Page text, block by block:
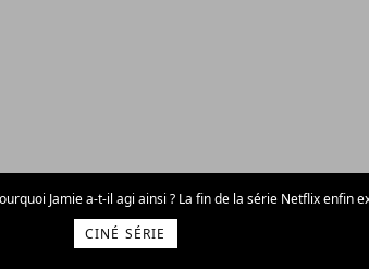
Jamie a-t-il agi ainsi ? La fin de la série Netflix enfin
CINÉ SÉRIE